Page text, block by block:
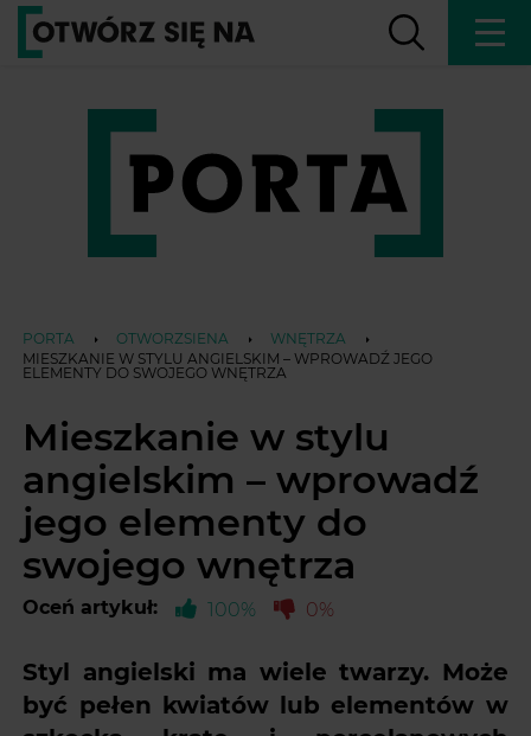
PORTA OTWORZSIENA
WNĘTRZA
MIESZKANIE W STYLU ANGIELSKIM – WPROWADŹ JEGO
ELEMENTY DO SWOJEGO WNĘTRZA
Mieszkanie w stylu
angielskim – wprowadź
jego elementy do
swojego wnętrza
Oceń artykuł: 100% 0%
Styl angielski ma wiele twarzy. Może
być pełen kwiatów lub elementów w